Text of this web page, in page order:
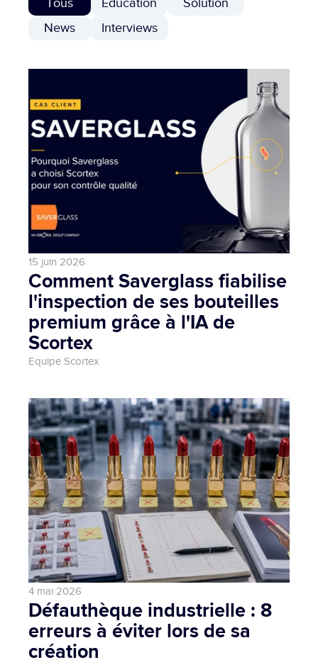
Tous Education
Solution
News
Interviews
15 juin 2026
Comment Saverglass fiabilise
l'inspection de ses bouteilles
premium grâce à l'IA de
Scortex
Equipe Scortex
4 mai 2026
Défauthèque industrielle : 8
erreurs à éviter lors de sa
création